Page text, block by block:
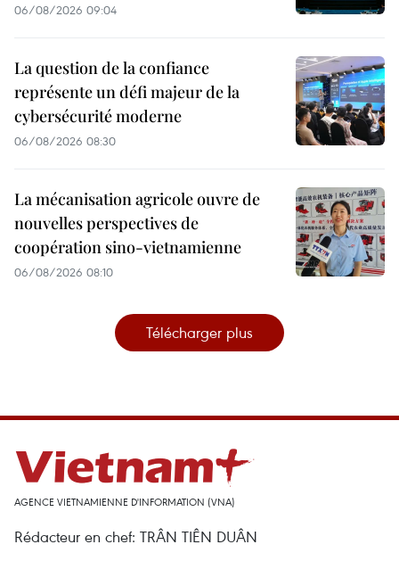
06/08/2026 09:04
La question de la confiance
représente un défi majeur de la
cybersécurité moderne
06/08/2026 08:30
La mécanisation agricole ouvre de
nouvelles perspectives de
coopération sino-vietnamienne
06/08/2026 08:10
Télécharger plus
AGENCE VIETNAMIENNE D'INFORMATION (VNA)
Rédacteur en chef: TRÂN TIÊN DUÂN